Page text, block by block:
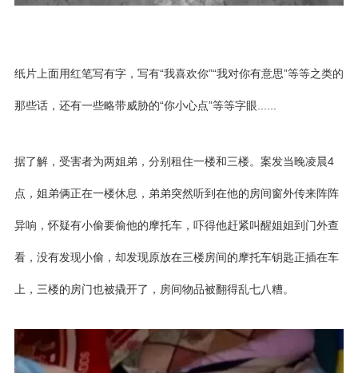
纸片上面用红笔写有字，写有“我喜欢你”“我对你有意思”等等之类的
那些话，还有一些略带威胁的“你小心点”等等字眼......
据了解，受害者为两姐弟，分别租住一楼和三楼。案发当晚凌晨4
点，姐弟俩正在一楼休息，弟弟突然听到在他的房间窗外传来阵阵
异响，怀疑有小偷要偷他的摩托车，吓得他赶紧叫醒姐姐到门外查
看，没有发现小偷，却发现原放在三楼房间的摩托车钥匙正插在车
上，三楼的房门也被撬开了，房间物品被翻得乱七八糟。